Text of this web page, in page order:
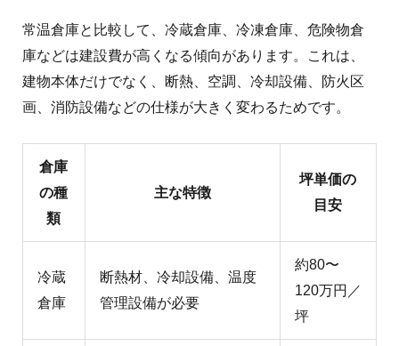
常温倉庫と比較して、冷蔵倉庫、冷凍倉庫、危険物倉
庫などは建設費が高くなる傾向があります。これは、
建物本体だけでなく、断熱、空調、冷却設備、防火区
画、消防設備などの仕様が大きく変わるためです。
倉庫
の種
類
主な特徴
坪単価の
目安
冷蔵
倉庫
断熱材、冷却設備、温度
管理設備が必要
約80〜
120万円／
坪